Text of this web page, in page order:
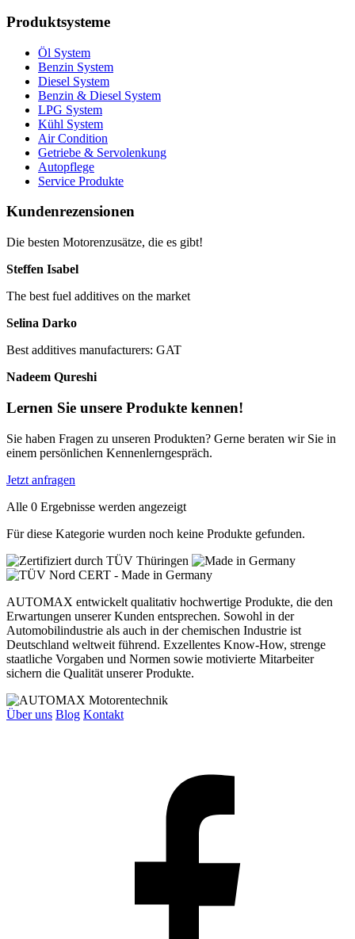
Produktsysteme
Öl System
Benzin System
Diesel System
Benzin & Diesel System
LPG System
Kühl System
Air Condition
Getriebe & Servolenkung
Autopflege
Service Produkte
Kundenrezensionen
Die besten Motorenzusätze, die es gibt!
Steffen Isabel
The best fuel additives on the market
Selina Darko
Best additives manufacturers: GAT
Nadeem Qureshi
Lernen Sie unsere Produkte kennen!
Sie haben Fragen zu unseren Produkten? Gerne beraten wir Sie in
einem persönlichen Kennenlerngespräch.
Jetzt anfragen
Alle 0 Ergebnisse werden angezeigt
Für diese Kategorie wurden noch keine Produkte gefunden.
AUTOMAX entwickelt qualitativ hochwertige Produkte, die den
Erwartungen unserer Kunden entsprechen. Sowohl in der
Automobilindustrie als auch in der chemischen Industrie ist
Deutschland weltweit führend. Exzellentes Know-How, strenge
staatliche Vorgaben und Normen sowie motivierte Mitarbeiter
sichern die Qualität unserer Produkte.
Über uns Blog Kontakt